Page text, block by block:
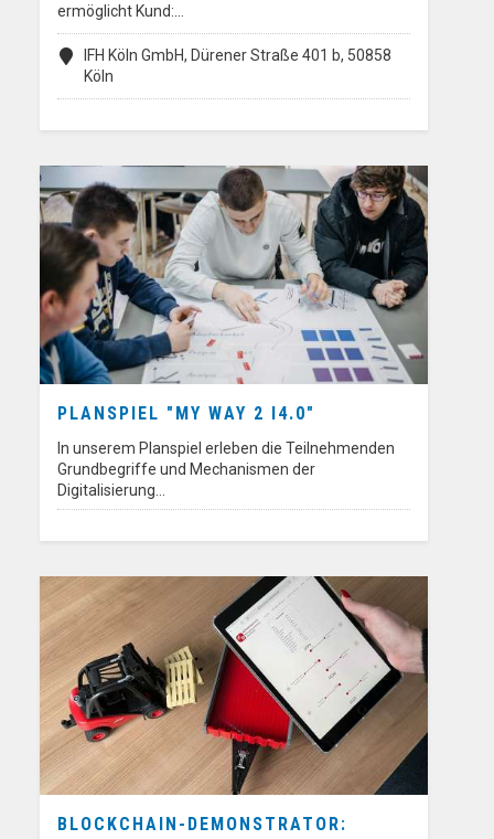
ermöglicht Kund:…
IFH Köln GmbH, Dürener Straße 401 b, 50858
Köln
PLANSPIEL "MY WAY 2 I4.0"
In unserem Planspiel erleben die Teilnehmenden
Grundbegriffe und Mechanismen der
Digitalisierung…
BLOCKCHAIN-DEMONSTRATOR: